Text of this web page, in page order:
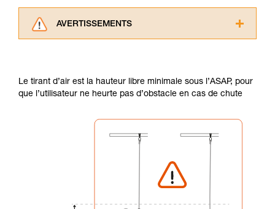
AVERTISSEMENTS
informations de la notice technique pour
pouvoir comprendre ce complément
Maîtriser ces techniques nécessite une
formation et un entraînement spécifique. Validez
avec un professionnel votre capacité à refaire
de la reproduire en autonomie.
Nous donnons des exemples de techniques
que nous ne décrivons pas ici.
Le tirant d’air est la hauteur libre minimale sous l’ASAP, pour
que l’utilisateur ne heurte pas d’obstacle en cas de chute